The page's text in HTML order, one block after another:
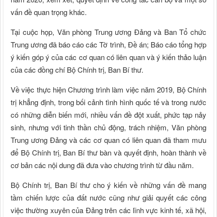
vấn đề quan trọng khác.
Tại cuộc họp, Văn phòng Trung ương Đảng và Ban Tổ chức
Trung ương đã báo cáo các Tờ trình, Đề án; Báo cáo tổng hợp
ý kiến góp ý của các cơ quan có liên quan và ý kiến thảo luận
của các đồng chí Bộ Chính trị, Ban Bí thư.
Về việc thực hiện Chương trình làm việc năm 2019, Bộ Chính
trị khẳng định, trong bối cảnh tình hình quốc tế và trong nước
có những diễn biến mới, nhiều vấn đề đột xuất, phức tạp nảy
sinh, nhưng với tinh thần chủ động, trách nhiệm, Văn phòng
Trung ương Đảng và các cơ quan có liên quan đã tham mưu
để Bộ Chính trị, Ban Bí thư bàn và quyết định, hoàn thành về
cơ bản các nội dung đã đưa vào chương trình từ đầu năm.
Bộ Chính trị, Ban Bí thư cho ý kiến về những vấn đề mang
tầm chiến lược của đất nước cũng như giải quyết các công
việc thường xuyên của Đảng trên các lĩnh vực kinh tế, xã hội,